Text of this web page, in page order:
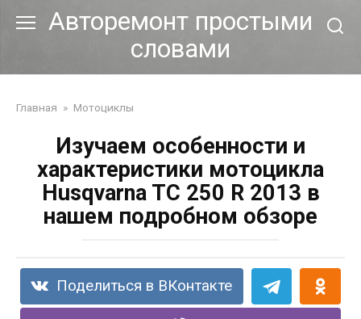
Авторемонт простыми
словами
Главная » Мотоциклы
Изучаем особенности и
характеристики мотоцикла
Husqvarna TC 250 R 2013 в
нашем подробном обзоре
Поделиться в ВКонтакте